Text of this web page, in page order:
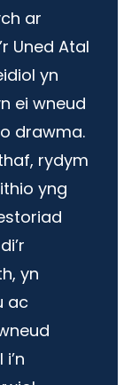
ar
Uned Atal
yn
ei wneud
drawma.
rydym
yng
yn
ac